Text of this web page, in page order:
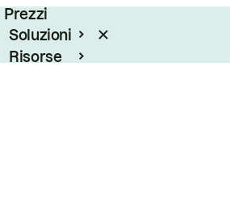
Prezzi
Soluzioni
Risorse